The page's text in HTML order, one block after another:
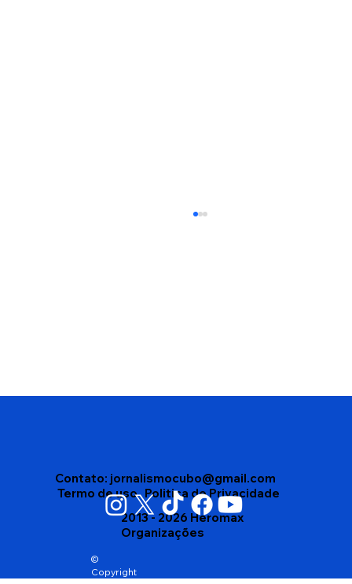
Vitória da Conquista reconhece
Contato: jornalismocubo@gmail.com
Termo de uso Politica de Privacidade
©
Copyright
2013 - 2026 Heromax
Organizações